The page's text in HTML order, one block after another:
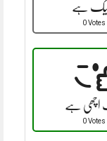
ہے
0 Votes
اچھی ہے
0 Votes